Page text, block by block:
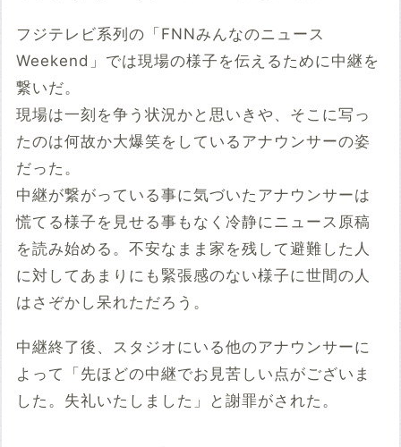
フジテレビ系列の「FNNみんなのニュース
Weekend」では現場の様子を伝えるために中継を
繋いだ。
現場は一刻を争う状況かと思いきや、そこに写っ
たのは何故か大爆笑をしているアナウンサーの姿
だった。
中継が繋がっている事に気づいたアナウンサーは
慌てる様子を見せる事もなく冷静にニュース原稿
を読み始める。不安なまま家を残して避難した人
に対してあまりにも緊張感のない様子に世間の人
はさぞかし呆れただろう。
中継終了後、スタジオにいる他のアナウンサーに
よって「先ほどの中継でお見苦しい点がございま
した。失礼いたしました」と謝罪がされた。